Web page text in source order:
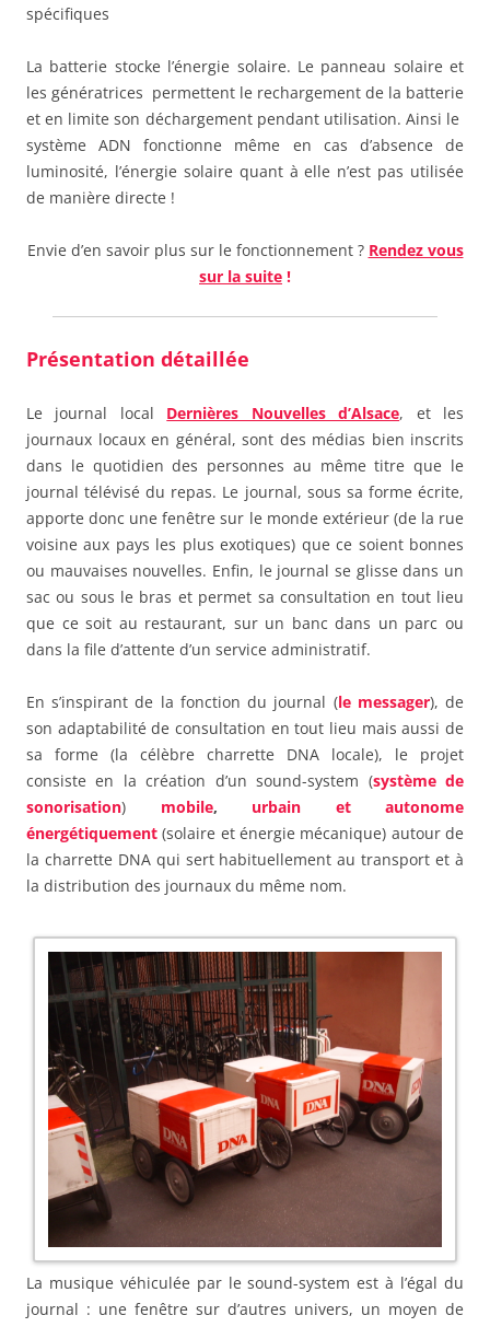
spécifiques
La batterie stocke l’énergie solaire. Le panneau solaire et
les génératrices permettent le rechargement de la batterie
et en limite son déchargement pendant utilisation. Ainsi le
système ADN fonctionne même en cas d’absence de
luminosité, l’énergie solaire quant à elle n’est pas utilisée
de manière directe !
Envie d’en savoir plus sur le fonctionnement ? Rendez vous
sur la suite !
Présentation détaillée
Le journal local Dernières Nouvelles d’Alsace, et les
journaux locaux en général, sont des médias bien inscrits
dans le quotidien des personnes au même titre que le
journal télévisé du repas. Le journal, sous sa forme écrite,
apporte donc une fenêtre sur le monde extérieur (de la rue
voisine aux pays les plus exotiques) que ce soient bonnes
ou mauvaises nouvelles. Enfin, le journal se glisse dans un
sac ou sous le bras et permet sa consultation en tout lieu
que ce soit au restaurant, sur un banc dans un parc ou
dans la file d’attente d’un service administratif.
En s’inspirant de la fonction du journal (le messager), de
son adaptabilité de consultation en tout lieu mais aussi de
sa forme (la célèbre charrette DNA locale), le projet
consiste en la création d’un sound-system (système de
sonorisation) mobile, urbain et
autonome
énergétiquement (solaire et énergie mécanique) autour de
la charrette DNA qui sert habituellement au transport et à
la distribution des journaux du même nom.
La musique véhiculée par le sound-system est à l’égal du
journal : une fenêtre sur d’autres univers, un moyen de